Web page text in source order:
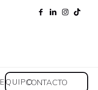
EQUIPOCONTACTO